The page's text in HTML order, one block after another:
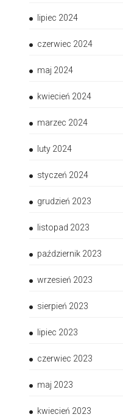
lipiec 2024
czerwiec 2024
maj 2024
kwiecień 2024
marzec 2024
luty 2024
styczeń 2024
grudzień 2023
listopad 2023
październik 2023
wrzesień 2023
sierpień 2023
lipiec 2023
czerwiec 2023
maj 2023
kwiecień 2023